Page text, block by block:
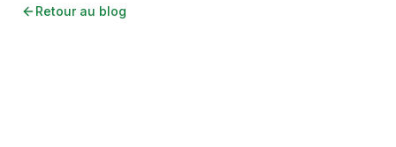
Retour au blog